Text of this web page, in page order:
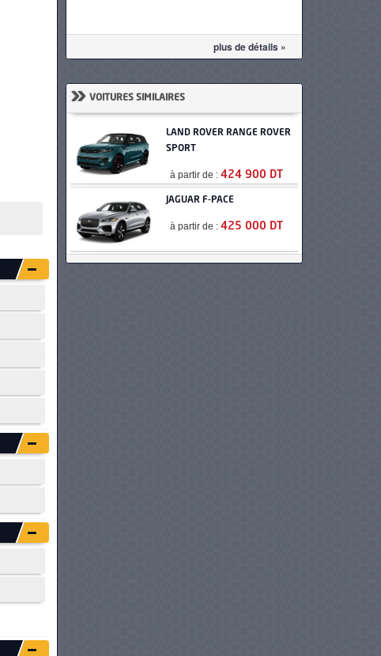
plus de détails »
» VOITURES SIMILAIRES
LAND ROVER RANGE ROVER
SPORT
à partir de : 424 900 DT
JAGUAR F-PACE
à partir de : 425 000 DT